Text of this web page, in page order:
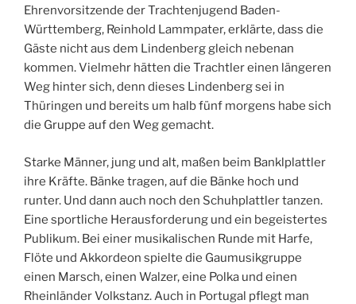
Ehrenvorsitzende der Trachtenjugend Baden-
Württemberg, Reinhold Lammpater, erklärte, dass die
Gäste nicht aus dem Lindenberg gleich nebenan
kommen. Vielmehr hätten die Trachtler einen längeren
Weg hinter sich, denn dieses Lindenberg sei in
Thüringen und bereits um halb fünf morgens habe sich
die Gruppe auf den Weg gemacht.
Starke Männer, jung und alt, maßen beim Banklplattler
ihre Kräfte. Bänke tragen, auf die Bänke hoch und
runter. Und dann auch noch den Schuhplattler tanzen.
Eine sportliche Herausforderung und ein begeistertes
Publikum. Bei einer musikalischen Runde mit Harfe,
Flöte und Akkordeon spielte die Gaumusikgruppe
einen Marsch, einen Walzer, eine Polka und einen
Rheinländer Volkstanz. Auch in Portugal pflegt man